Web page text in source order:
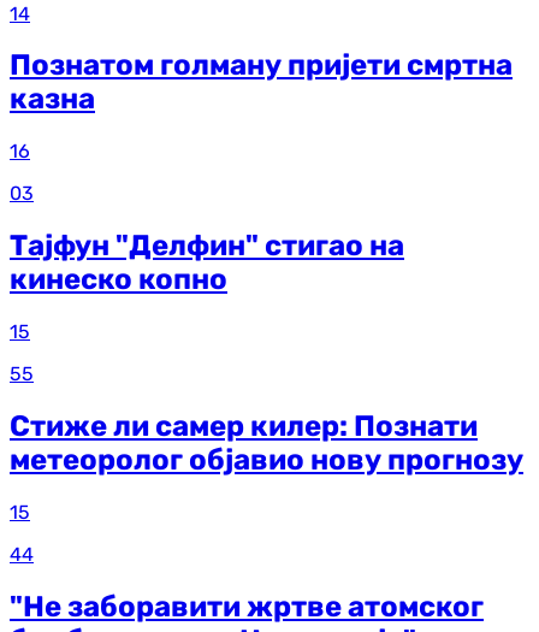
14
Познатом голману пријети смртна
казна
16
03
Тајфун "Делфин" стигао на
кинеско копно
15
55
Стиже ли самер килер: Познати
метеоролог објавио нову прогнозу
15
44
"Не заборавити жртве атомског